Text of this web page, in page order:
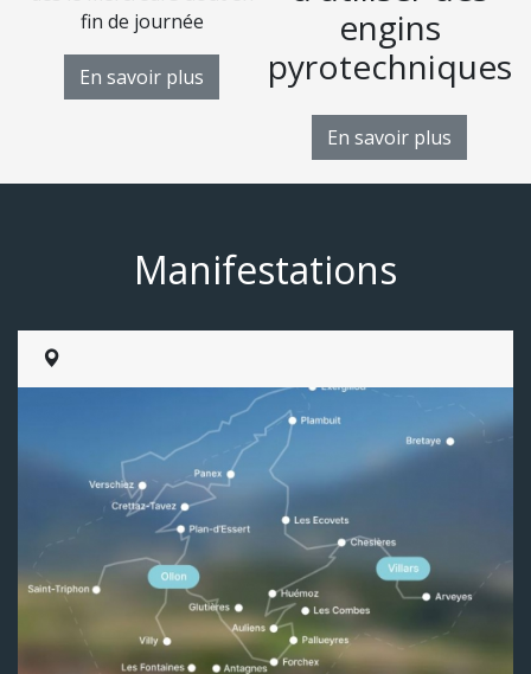
fin de journée
En savoir plus
engins
pyrotechniques
En savoir plus
Manifestations